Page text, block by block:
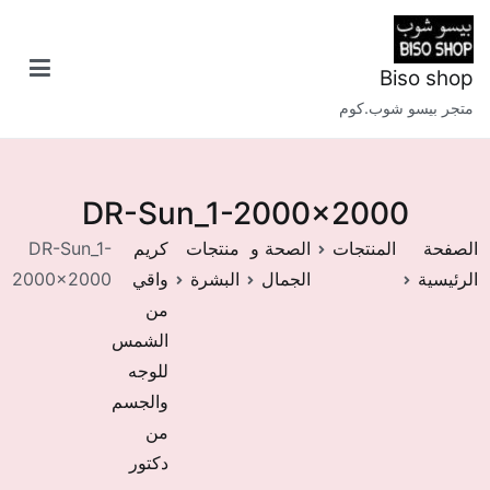
تخطى
إلى
المحتوى
Biso shop
متجر بيسو شوب.كوم
DR-Sun_1-2000×2000
الصفحة
الرئيسية
المنتجات
الصحة و
الجمال
منتجات
البشرة
كريم
واقي
من
الشمس
للوجه
والجسم
من
دكتور
DR-Sun_1-
2000×2000